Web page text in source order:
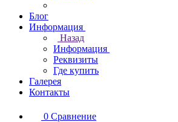
Блог
Информация
Назад
Информация
Реквизиты
Где купить
Галерея
Контакты
0 Сравнение